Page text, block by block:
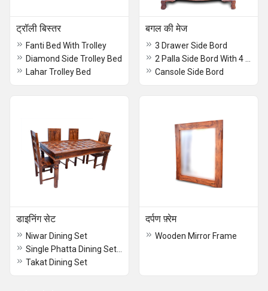
ट्रॉली बिस्तर
Fanti Bed With Trolley
Diamond Side Trolley Bed
Lahar Trolley Bed
बगल की मेज
3 Drawer Side Bord
Cansole Side Bord
डाइनिंग सेट
Niwar Dining Set
Takat Dining Set
दर्पण फ़्रेम
Wooden Mirror Frame